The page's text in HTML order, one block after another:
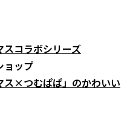
コラボシリーズ
ョップ
ス×つむぱぱ」のかわいい